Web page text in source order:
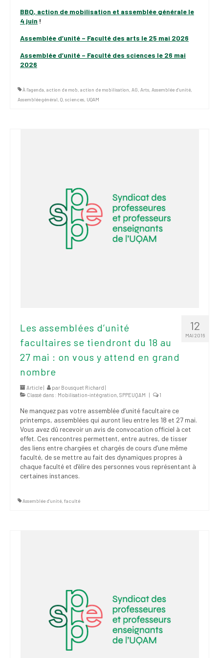
SCCUQ intervention
BBQ, action de mobilisation et assemblée générale le
4 juin !
Assemblée d’unité – Faculté des arts le 25 mai 2026
Assemblée d’unité – Faculté des sciences le 26 mai
2026
À l'agenda, action de mob, action de mobilisation, AG, Arts, Assemblée d’unité,
Assemblée général, Q, sciences, UQAM
12
MAI 2016
Les assemblées d’unité
facultaires se tiendront du 18 au
27 mai : on vous y attend en grand
nombre
Article | par Bousquet Richard |
Classé dans : Mobilisation-intégration, SPPEUQAM | 1
Ne manquez pas votre assemblée d’unité facultaire ce
printemps, assemblées qui auront lieu entre les 18 et 27 mai.
Vous avez dû recevoir un avis de convocation officiel à cet
effet. Ces rencontres permettent, entre autres, de tisser
des liens entre chargées et chargés de cours d’une même
faculté, de se mettre au fait des dynamiques propres à
chaque faculté et d’élire des personnes vous représentant à
certaines instances.
Assemblée d’unité, faculté